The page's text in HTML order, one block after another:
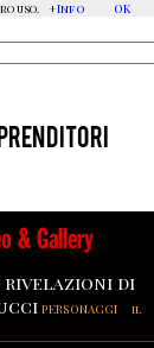
& Gallery
rivelazioni di
PERSONAGGI
il
uso. +Info OK